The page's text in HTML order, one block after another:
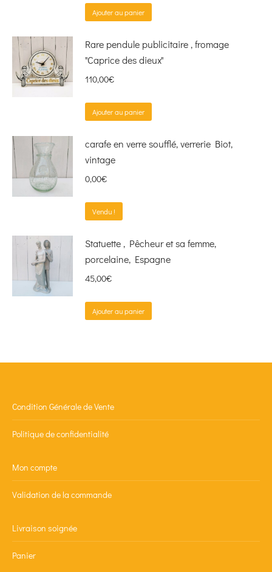
Ajouter au panier
Rare pendule publicitaire , fromage
"Caprice des dieux"
110,00€
Ajouter au panier
carafe en verre soufflé, verrerie Biot,
vintage
0,00€
Vendu !
Statuette , Pêcheur et sa femme,
porcelaine, Espagne
45,00€
Ajouter au panier
Condition Générale de Vente
Politique de confidentialité
Mon compte
Validation de la commande
Livraison soignée
Panier